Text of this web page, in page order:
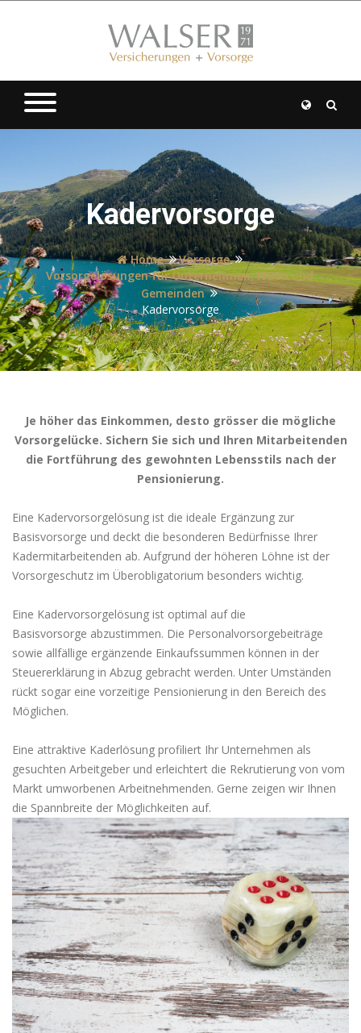
Kadervorsorge
Home
Vorsorge
Vorsorgelösungen für Unternehmen, NGOs und
Gemeinden
Kadervorsorge
Je höher das Einkommen, desto grösser die mögliche
Vorsorgelücke. Sichern Sie sich und Ihren Mitarbeitenden
die Fortführung des gewohnten Lebensstils nach der
Pensionierung.
Eine Kadervorsorgelösung ist die ideale Ergänzung zur
Basisvorsorge und deckt die besonderen Bedürfnisse Ihrer
Kadermitarbeitenden ab. Aufgrund der höheren Löhne ist der
Vorsorgeschutz im Überobligatorium besonders wichtig.
Eine Kadervorsorgelösung ist optimal auf die
Basisvorsorge abzustimmen. Die Personalvorsorgebeiträge
sowie allfällige ergänzende Einkaufssummen können in der
Steuererklärung in Abzug gebracht werden. Unter Umständen
rückt sogar eine vorzeitige Pensionierung in den Bereich des
Möglichen.
Eine attraktive Kaderlösung profiliert Ihr Unternehmen als
gesuchten Arbeitgeber und erleichtert die Rekrutierung von vom
Markt umworbenen Arbeitnehmenden. Gerne zeigen wir Ihnen
die Spannbreite der Möglichkeiten auf.